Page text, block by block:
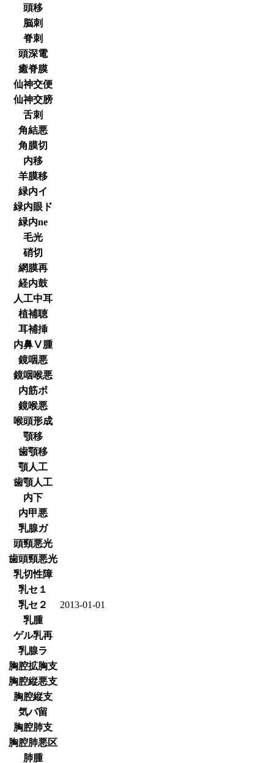
頭移
脳刺
脊刺
頭深電
癒脊膜
仙神交便
仙神交膀
舌刺
角結悪
角膜切
内移
羊膜移
緑内イ
緑内眼ド
緑内ne
毛光
硝切
網膜再
経内鼓
人工中耳
植補聴
耳補挿
内鼻Ⅴ腫
鏡咽悪
鏡咽喉悪
内筋ボ
鏡喉悪
喉頭形成
顎移
歯顎移
顎人工
歯顎人工
内下
内甲悪
乳腺ガ
頭頸悪光
歯頭頸悪光
乳切性障
乳セ１
乳セ２
2013-01-01
乳腫
ゲル乳再
乳腺ラ
胸腔拡胸支
胸腔縦悪支
胸腔縦支
気バ留
胸腔肺支
胸腔肺悪区
肺腫